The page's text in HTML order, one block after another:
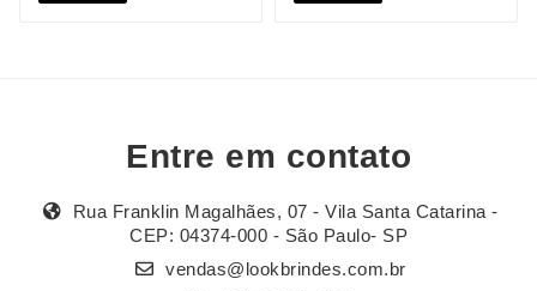
Entre em contato
Rua Franklin Magalhães, 07 - Vila Santa Catarina -
CEP: 04374-000 - São Paulo- SP
vendas@lookbrindes.com.br